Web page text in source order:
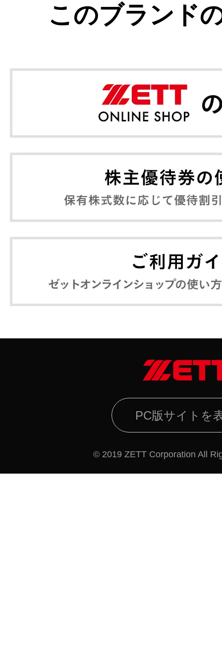
このブランド
PC版サイトを
© 2019 ZETT Corporation All